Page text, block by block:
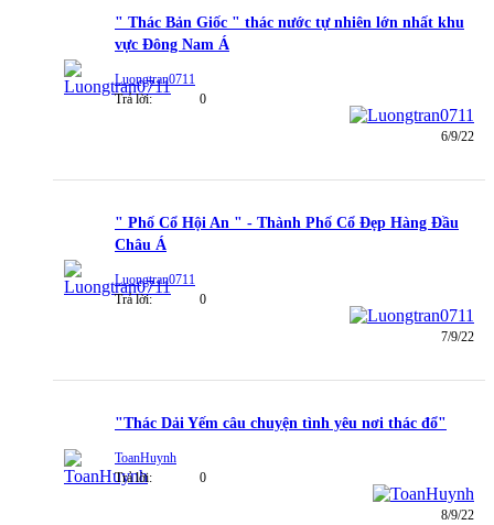
" Thác Bản Giốc " thác nước tự nhiên lớn nhất khu
vực Đông Nam Á
Luongtran0711
Trả lời:
0
6/9/22
" Phố Cổ Hội An " - Thành Phố Cổ Đẹp Hàng Đầu
Châu Á
Luongtran0711
Trả lời:
0
7/9/22
"Thác Dải Yếm câu chuyện tình yêu nơi thác đổ"
ToanHuynh
Trả lời:
0
8/9/22